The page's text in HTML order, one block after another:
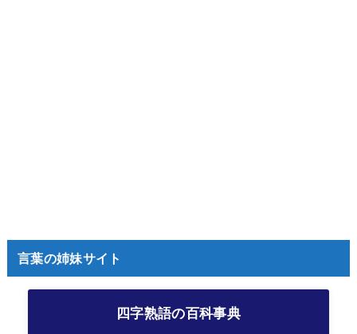
言葉の姉妹サイト
四字熟語の百科事典